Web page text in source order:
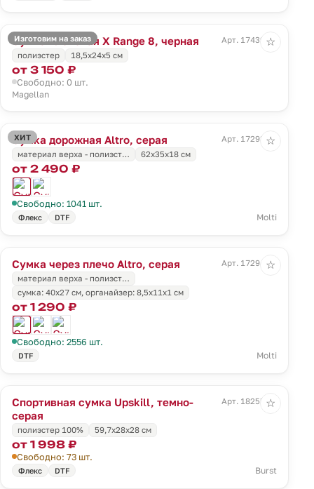
Изготовим на заказ
Сумка плечевая X Range 8, черная
Арт. 17439.30
полиэстер
18,5x24x5 см
от 3 150 ₽
Свободно: 0 шт.
Magellan
☆
ХИТ
Сумка дорожная Altro, серая
Арт. 17293.10
материал верха - полиэст…
62x35x18 см
от 2 490 ₽
Свободно: 1041 шт.
Флекс DTF Molti
☆
Сумка через плечо Altro, серая
Арт. 17294.10
материал верха - полиэст…
cумка: 40x27 см, органайзер: 8,5x11х1 см
от 1 290 ₽
Свободно: 2556 шт.
DTF Molti
☆
Спортивная сумка Upskill, темно-
серая
Арт. 18255.30
полиэстер 100% 59,7x28x28 см
от 1 998 ₽
Свободно: 73 шт.
Флекс DTF Burst
☆